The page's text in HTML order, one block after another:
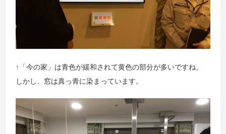
↑「今の家」は青色が緩和されて黄色の部分が多いですね。
しかし、窓は真っ青に染まっています。